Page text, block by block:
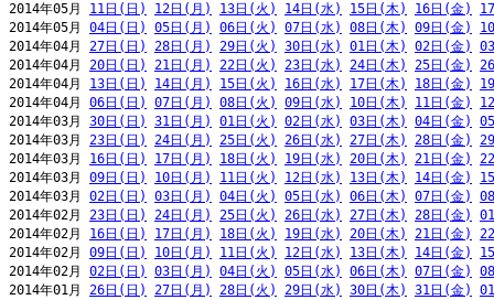
2014年05月 11日(日) 12日(月) 13日(火) 14日(水) 15日(木) 16日(金)
2014年05月 04日(日) 05日(月) 06日(火) 07日(水) 08日(木) 09日(金)
2014年04月 27日(日) 28日(月) 29日(火) 30日(水) 01日(木) 02日(金)
2014年04月 20日(日) 21日(月) 22日(火) 23日(水) 24日(木) 25日(金)
2014年04月 13日(日) 14日(月) 15日(火) 16日(水) 17日(木) 18日(金)
2014年04月 06日(日) 07日(月) 08日(火) 09日(水) 10日(木) 11日(金)
2014年03月 30日(日) 31日(月) 01日(火) 02日(水) 03日(木) 04日(金)
2014年03月 23日(日) 24日(月) 25日(火) 26日(水) 27日(木) 28日(金)
2014年03月 16日(日) 17日(月) 18日(火) 19日(水) 20日(木) 21日(金)
2014年03月 09日(日) 10日(月) 11日(火) 12日(水) 13日(木) 14日(金)
2014年03月 02日(日) 03日(月) 04日(火) 05日(水) 06日(木) 07日(金)
2014年02月 23日(日) 24日(月) 25日(火) 26日(水) 27日(木) 28日(金)
2014年02月 16日(日) 17日(月) 18日(火) 19日(水) 20日(木) 21日(金)
2014年02月 09日(日) 10日(月) 11日(火) 12日(水) 13日(木) 14日(金)
2014年02月 02日(日) 03日(月) 04日(火) 05日(水) 06日(木) 07日(金)
2014年01月 26日(日) 27日(月) 28日(火) 29日(水) 30日(木) 31日(金)